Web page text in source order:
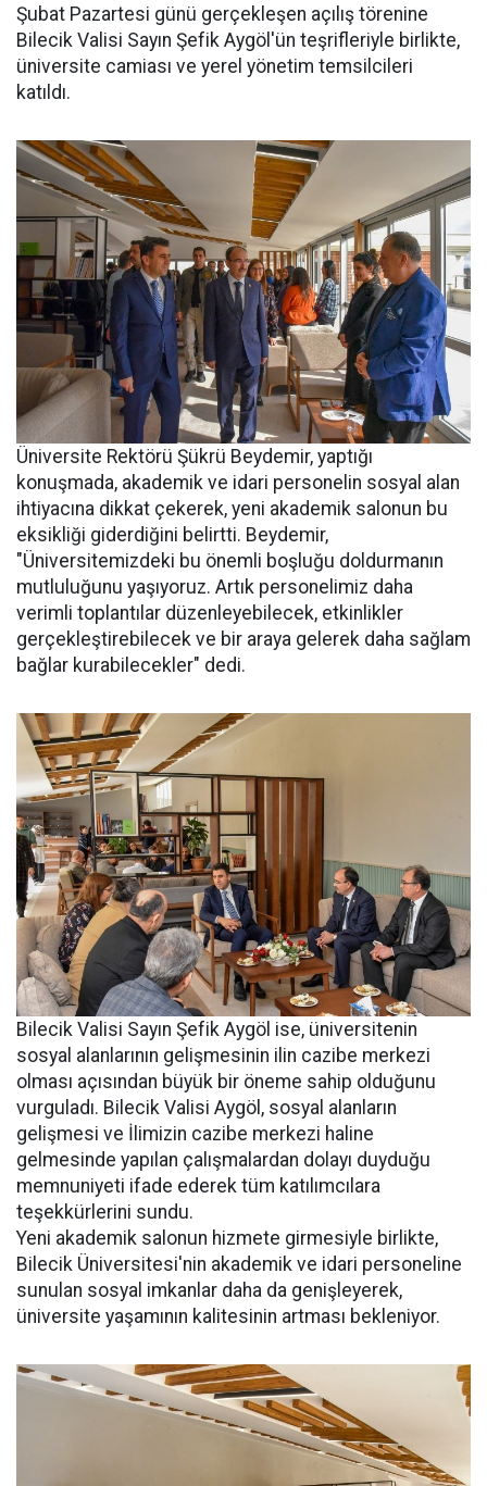
Şubat Pazartesi günü gerçekleşen açılış törenine
Bilecik Valisi Sayın Şefik Aygöl'ün teşrifleriyle birlikte,
üniversite camiası ve yerel yönetim temsilcileri
katıldı.
Üniversite Rektörü Şükrü Beydemir, yaptığı
konuşmada, akademik ve idari personelin sosyal alan
ihtiyacına dikkat çekerek, yeni akademik salonun bu
eksikliği giderdiğini belirtti. Beydemir,
"Üniversitemizdeki bu önemli boşluğu doldurmanın
mutluluğunu yaşıyoruz. Artık personelimiz daha
verimli toplantılar düzenleyebilecek, etkinlikler
gerçekleştirebilecek ve bir araya gelerek daha sağlam
bağlar kurabilecekler" dedi.
Bilecik Valisi Sayın Şefik Aygöl ise, üniversitenin
sosyal alanlarının gelişmesinin ilin cazibe merkezi
olması açısından büyük bir öneme sahip olduğunu
vurguladı. Bilecik Valisi Aygöl, sosyal alanların
gelişmesi ve İlimizin cazibe merkezi haline
gelmesinde yapılan çalışmalardan dolayı duyduğu
memnuniyeti ifade ederek tüm katılımcılara
teşekkürlerini sundu.
Yeni akademik salonun hizmete girmesiyle birlikte,
Bilecik Üniversitesi'nin akademik ve idari personeline
sunulan sosyal imkanlar daha da genişleyerek,
üniversite yaşamının kalitesinin artması bekleniyor.